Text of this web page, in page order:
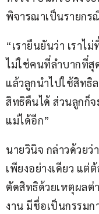
พิจารณาเป็นรายกร
“เรายืนยันว่า เราไ
ไม่ใช่คนที่ลำบากที่สุ
แล้วลูกนำไปใช้สิท
สิทธิคืนได้ ส่วนลูกก็
แม่ได้อีก”
นายวินิจ กล่าวด้วยว่
เพียงอย่างเดียว แต่
ตัดสิทธิด้วยเหตุผลต่
งาน มีชื่อเป็นกรรม